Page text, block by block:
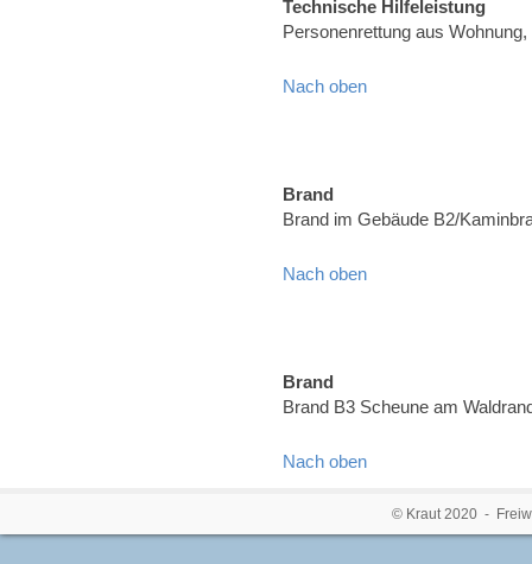
Technische Hilfeleistung
Personenrettung aus
Nach oben
Brand
Brand im Gebäude B2/
Nach oben
Brand
Brand B3 Scheune am
Nach oben
© Kraut 2020 -